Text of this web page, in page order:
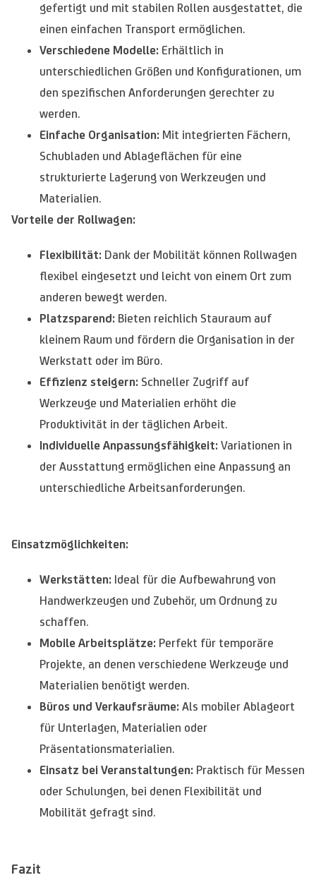
gefertigt und mit stabilen Rollen ausgestattet, die
einen einfachen Transport ermöglichen.
Verschiedene Modelle: Erhältlich in
unterschiedlichen Größen und Konfigurationen, um
den spezifischen Anforderungen gerechter zu
werden.
Einfache Organisation: Mit integrierten Fächern,
Schubladen und Ablageflächen für eine
strukturierte Lagerung von Werkzeugen und
Materialien.
Vorteile der Rollwagen:
Flexibilität: Dank der Mobilität können Rollwagen
flexibel eingesetzt und leicht von einem Ort zum
anderen bewegt werden.
Platzsparend: Bieten reichlich Stauraum auf
kleinem Raum und fördern die Organisation in der
Werkstatt oder im Büro.
Effizienz steigern: Schneller Zugriff auf
Werkzeuge und Materialien erhöht die
Produktivität in der täglichen Arbeit.
Individuelle Anpassungsfähigkeit: Variationen in
der Ausstattung ermöglichen eine Anpassung an
unterschiedliche Arbeitsanforderungen.
Einsatzmöglichkeiten:
Werkstätten: Ideal für die Aufbewahrung von
Handwerkzeugen und Zubehör, um Ordnung zu
schaffen.
Mobile Arbeitsplätze: Perfekt für temporäre
Projekte, an denen verschiedene Werkzeuge und
Materialien benötigt werden.
Büros und Verkaufsräume: Als mobiler Ablageort
für Unterlagen, Materialien oder
Präsentationsmaterialien.
Einsatz bei Veranstaltungen: Praktisch für Messen
oder Schulungen, bei denen Flexibilität und
Mobilität gefragt sind.
Fazit